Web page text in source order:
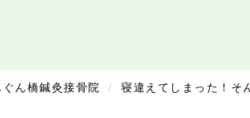
ぐん橋鍼灸接骨院 寝違えてしまった！そ